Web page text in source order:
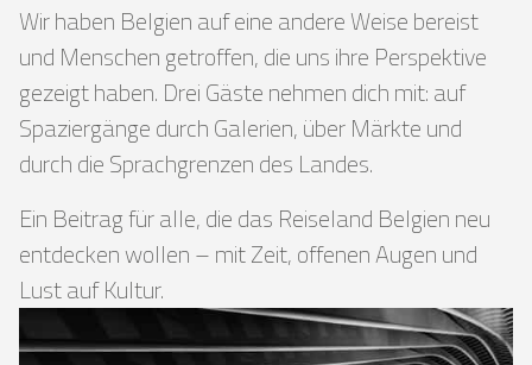
Wir haben Belgien auf eine andere Weise bereist
und Menschen getroffen, die uns ihre Perspektive
gezeigt haben. Drei Gäste nehmen dich mit: auf
Spaziergänge durch Galerien, über Märkte und
durch die Sprachgrenzen des Landes.
Ein Beitrag für alle, die das Reiseland Belgien neu
entdecken wollen – mit Zeit, offenen Augen und
Lust auf Kultur.